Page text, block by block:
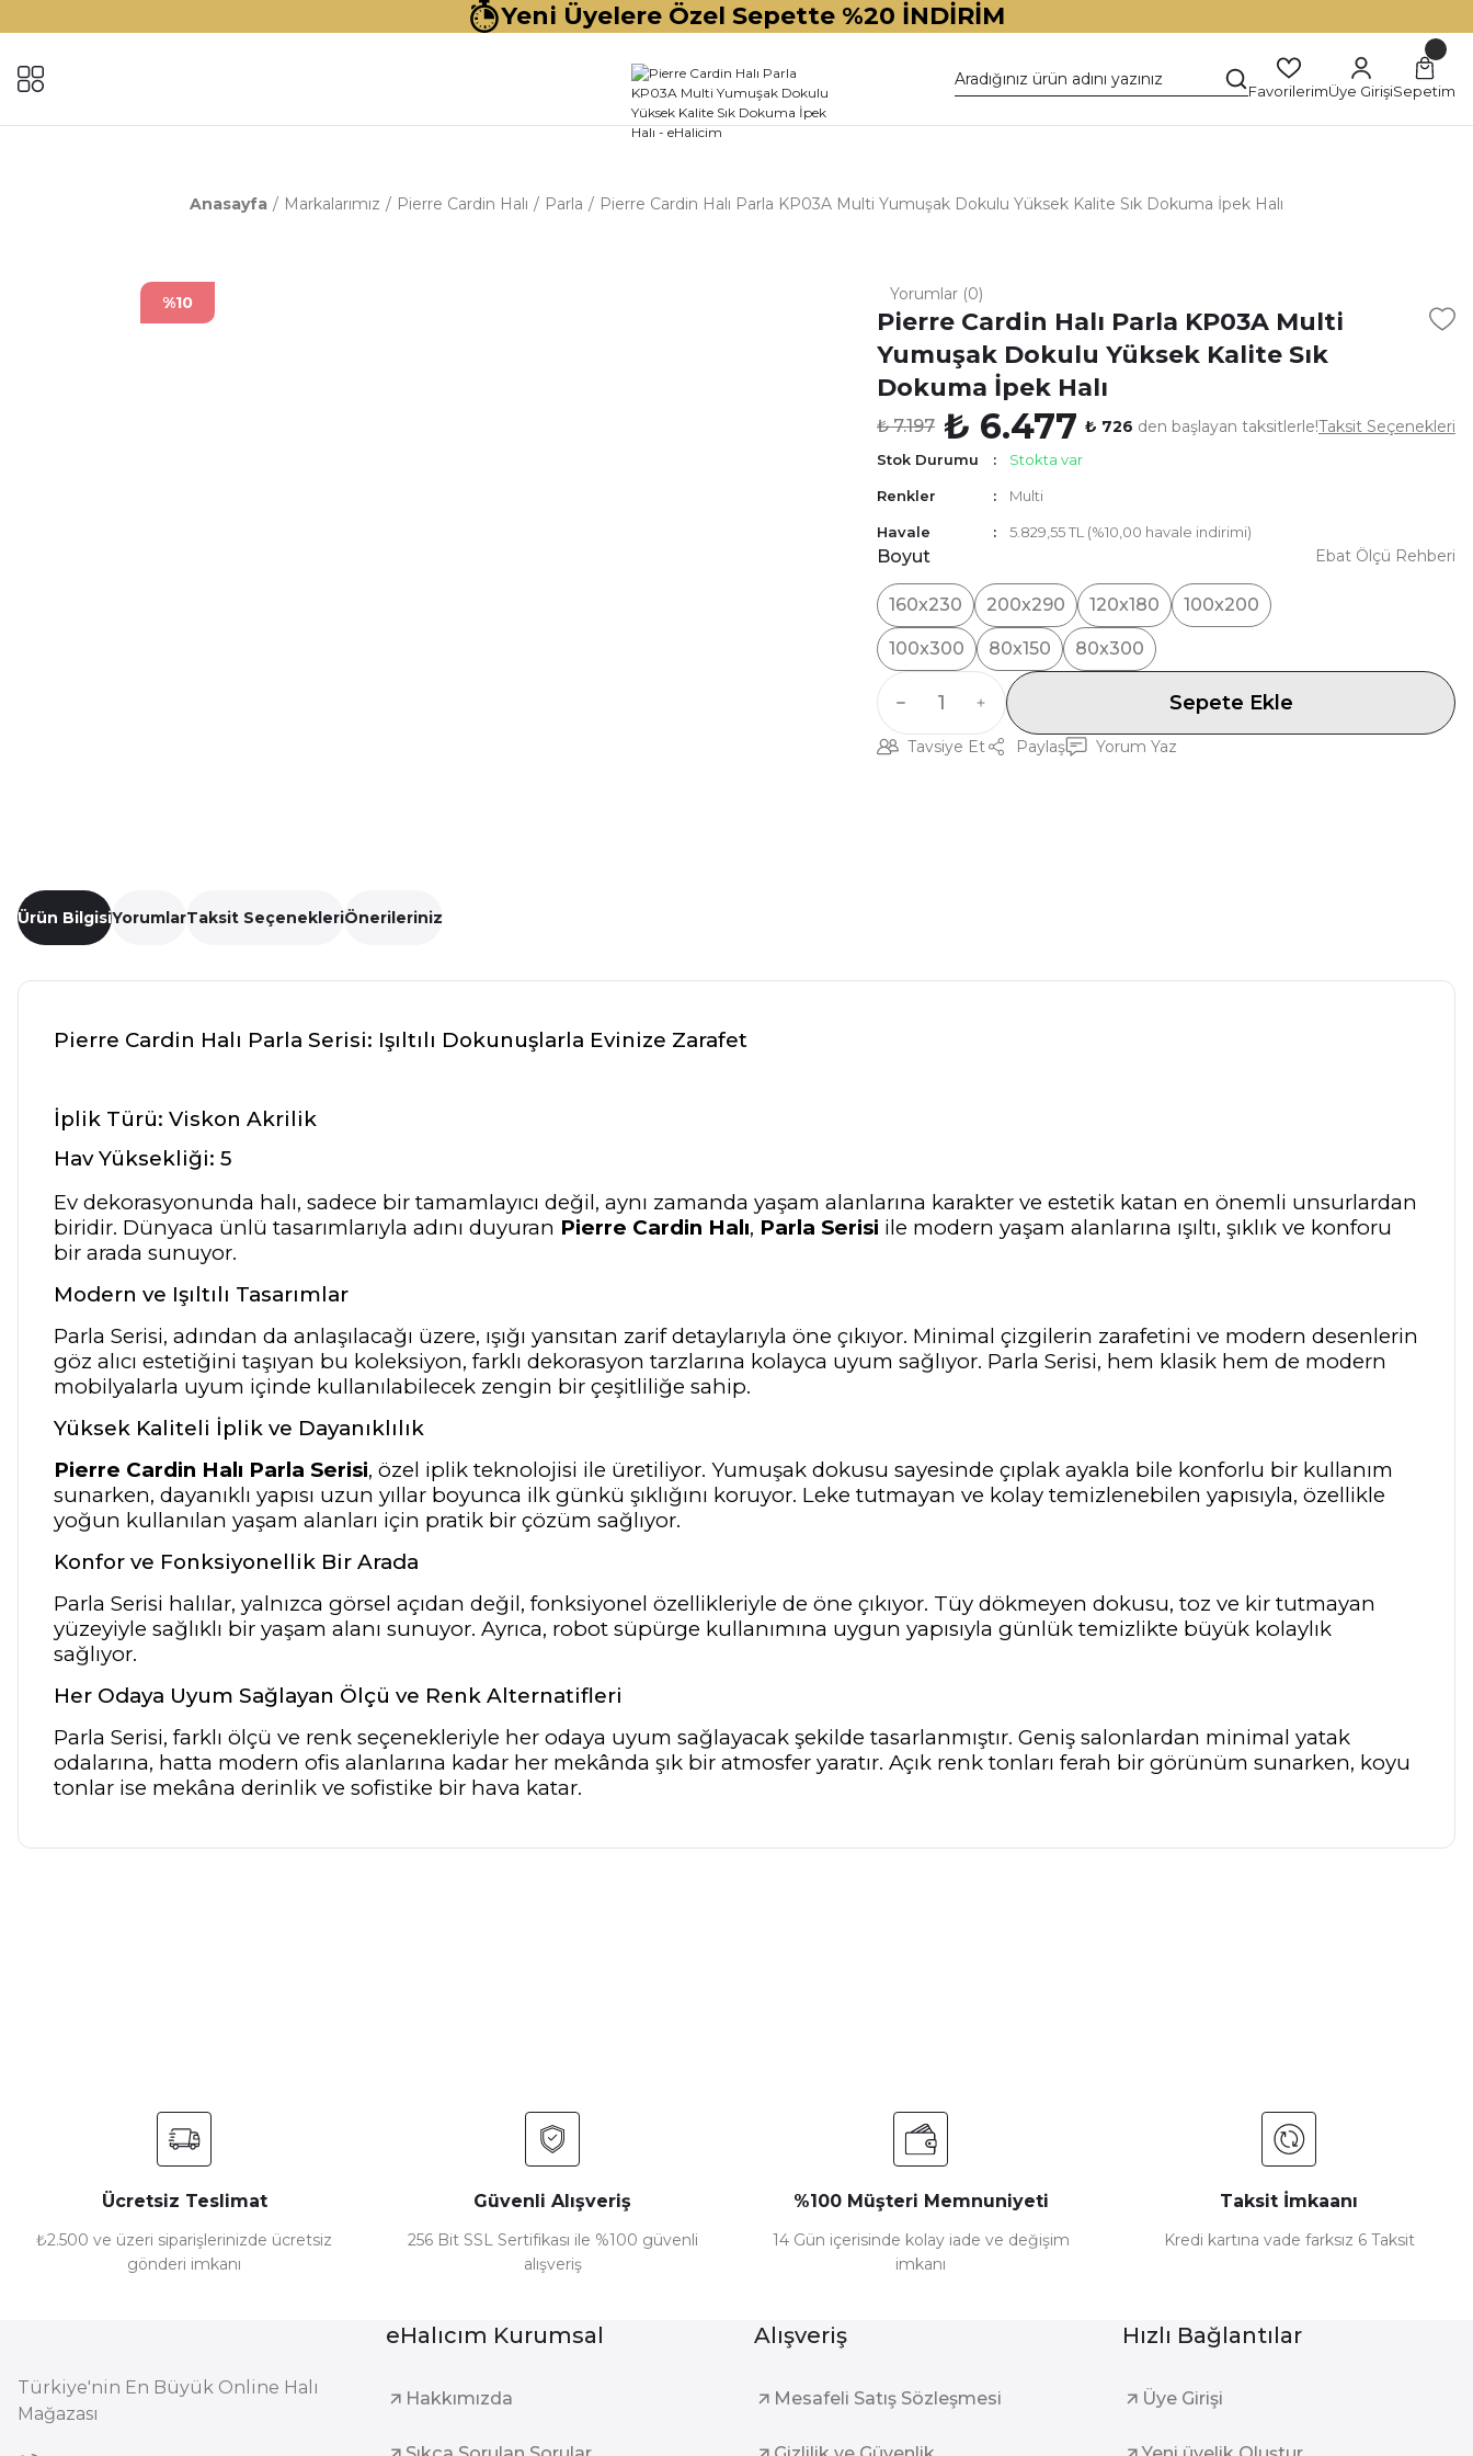
Yeni Üyelere Özel Sepette %20 İNDİRİM
FavorilerimÜye GirişiSepetim
Anasayfa Markalarımız Pierre Cardin Halı Parla Pierre Cardin Halı Parla KP03A Multi Yumuşak Dokulu Yüksek Kalite Sık Dokuma İpek Halı
%10 Yorumlar (0)
Pierre Cardin Halı Parla KP03A Multi
Yumuşak Dokulu Yüksek Kalite Sık
Dokuma İpek Halı
₺ 7.197 ₺ 6.477 ₺ 726 den başlayan taksitlerle!Taksit Seçenekleri
Stok Durumu Stokta var
Renkler Multi
Havale 5.829,55 TL (%10,00 havale indirimi)
Boyut
160x230 200x290 120x180 100x200
100x300 80x150 80x300
Ebat Ölçü Rehberi
Sepete Ekle
Tavsiye Et Paylaş Yorum Yaz
Ürün BilgisiYorumlarTaksit SeçenekleriÖnerileriniz
Pierre Cardin Halı Parla Serisi: Işıltılı Dokunuşlarla Evinize Zarafet
İplik Türü: Viskon Akrilik
Hav Yüksekliği: 5
Ev dekorasyonunda halı, sadece bir tamamlayıcı değil, aynı zamanda yaşam alanlarına karakter ve estetik katan en önemli unsurlardan
biridir. Dünyaca ünlü tasarımlarıyla adını duyuran Pierre Cardin Halı, Parla Serisi ile modern yaşam alanlarına ışıltı, şıklık ve konforu
bir arada sunuyor.
Modern ve Işıltılı Tasarımlar
Parla Serisi, adından da anlaşılacağı üzere, ışığı yansıtan zarif detaylarıyla öne çıkıyor. Minimal çizgilerin zarafetini ve modern desenlerin
göz alıcı estetiğini taşıyan bu koleksiyon, farklı dekorasyon tarzlarına kolayca uyum sağlıyor. Parla Serisi, hem klasik hem de modern
mobilyalarla uyum içinde kullanılabilecek zengin bir çeşitliliğe sahip.
Yüksek Kaliteli İplik ve Dayanıklılık
Pierre Cardin Halı Parla Serisi, özel iplik teknolojisi ile üretiliyor. Yumuşak dokusu sayesinde çıplak ayakla bile konforlu bir kullanım
sunarken, dayanıklı yapısı uzun yıllar boyunca ilk günkü şıklığını koruyor. Leke tutmayan ve kolay temizlenebilen yapısıyla, özellikle
yoğun kullanılan yaşam alanları için pratik bir çözüm sağlıyor.
Konfor ve Fonksiyonellik Bir Arada
Parla Serisi halılar, yalnızca görsel açıdan değil, fonksiyonel özellikleriyle de öne çıkıyor. Tüy dökmeyen dokusu, toz ve kir tutmayan
yüzeyiyle sağlıklı bir yaşam alanı sunuyor. Ayrıca, robot süpürge kullanımına uygun yapısıyla günlük temizlikte büyük kolaylık
sağlıyor.
Her Odaya Uyum Sağlayan Ölçü ve Renk Alternatifleri
Parla Serisi, farklı ölçü ve renk seçenekleriyle her odaya uyum sağlayacak şekilde tasarlanmıştır. Geniş salonlardan minimal yatak
odalarına, hatta modern ofis alanlarına kadar her mekânda şık bir atmosfer yaratır. Açık renk tonları ferah bir görünüm sunarken, koyu
tonlar ise mekâna derinlik ve sofistike bir hava katar.
Bu ürüne benzer farklı alternatifler olmalı.
Ücretsiz Teslimat
₺2.500 ve üzeri siparişlerinizde ücretsiz
gönderi imkanı
Güvenli Alışveriş
256 Bit SSL Sertifikası ile %100 güvenli
alışveriş
%100 Müşteri Memnuniyeti
14 Gün içerisinde kolay iade ve değişim
imkanı
Taksit İmkaanı
Kredi kartına vade farksız 6 Taksit
Türkiye'nin En Büyük Online Halı
Mağazası
eHalıcım Kurumsal
Hakkımızda
Alışveriş
Mesafeli Satış Sözleşmesi
Hızlı Bağlantılar
Üye Girişi